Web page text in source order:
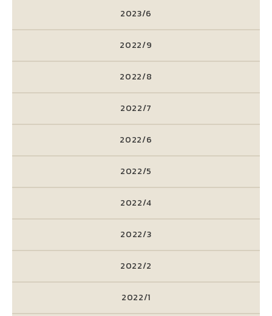
2023/6
2022/9
2022/8
2022/7
2022/6
2022/5
2022/4
2022/3
2022/2
2022/1